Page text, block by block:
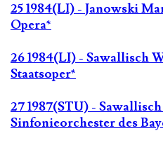
25 1984(LI) - Janowski
Opera*
26 1984(LI) - Sawallisch
Staatsoper*
27 1987(STU) -
Sinfonieorchester des